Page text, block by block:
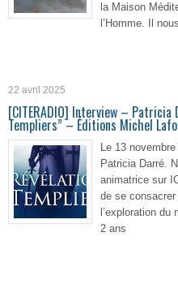
la Maison
l’Homme. Il
22 avril 2025
[CITERADIO] Interview –
Templiers” – Éditions Michel
Le 13
Patricia Darré.
animatrice sur
de se consacrer
l’exploration
2 ans